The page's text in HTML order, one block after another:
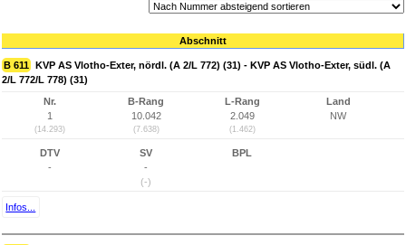
Abschnitt
B 611 KVP AS Vlotho-Exter, nördl. (A 2/L 772) (31) - KVP AS Vlotho-Exter, südl. (A
2/L 772/L 778) (31)
Nr.
1
(14.293)
B-Rang
10.042
(7.638)
L-Rang
2.049
(1.462)
Land
NW
DTV
-
SV
-
(-)
BPL
Infos...